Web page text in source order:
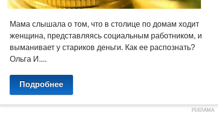
Мама слышала о том, что в столице по домам ходит
женщина, представляясь социальным работником, и
выманивает у стариков деньги. Как ее распознать?
Ольга И....
Подробнее